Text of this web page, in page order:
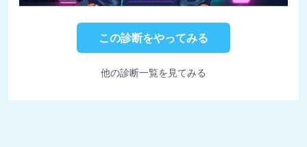
この診断をやってみる
他の診断一覧を見てみる